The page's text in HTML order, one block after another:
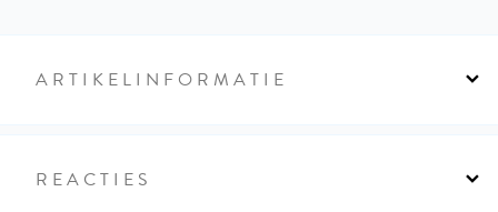
ARTIKELINFORMATIE
REACTIES